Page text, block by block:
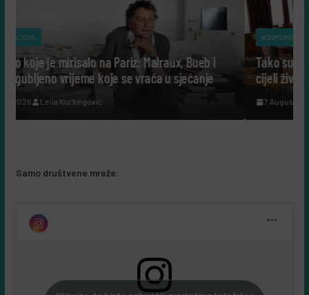
Malraux, Bueb i
vraća u sjećanje
#SAMOKULTURA
Tako su govorili: Šta nam danas
cijeli život posvetili nauci?
Leila Kurbegović
Samo društvene mreže: